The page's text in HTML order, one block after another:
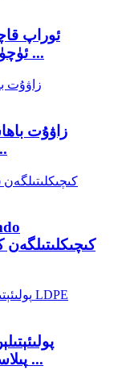
ئۈچۈن سومكىنى كىچىكلىتىش ...
زاۋۇت
LDPE پىلاستىنكىسىنى ئۇردى ...